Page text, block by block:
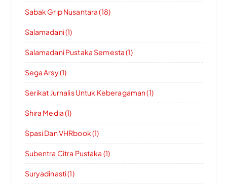
Sabak Grip Nusantara (18)
Salamadani (1)
Salamadani Pustaka Semesta (1)
Sega Arsy (1)
Serikat Jurnalis Untuk Keberagaman (1)
Shira Media (1)
Spasi Dan VHRbook (1)
Subentra Citra Pustaka (1)
Suryadinasti (1)